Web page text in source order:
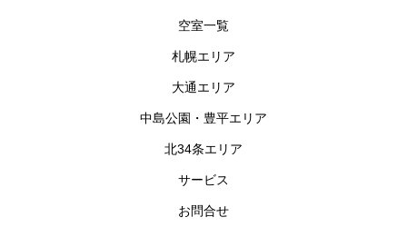
空室一覧
札幌エリア
大通エリア
中島公園・豊平エリア
北34条エリア
サービス
お問合せ